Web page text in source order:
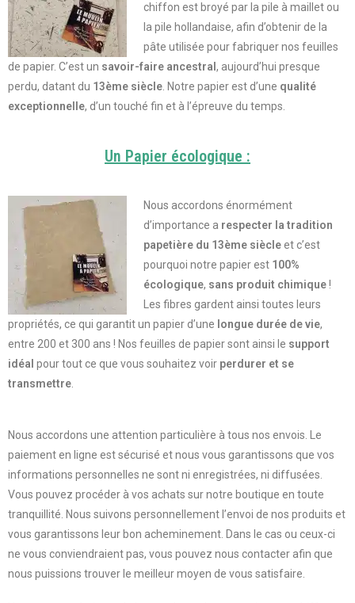
chiffon est broyé par la pile à maillet ou
la pile hollandaise, afin d’obtenir de la
pâte utilisée pour fabriquer nos feuilles
de papier. C’est un savoir-faire ancestral , aujourd’hui presque
perdu, datant du 13ème siècle . Notre papier est d’une qualité
exceptionnelle, d’un touché fin et à l’épreuve du temps.
Un Papier écologique :
Nous accordons énormément
d’importance a respecter la tradition
papetière du 13ème siècleet c’est
pourquoi notre papier est 100%
écologique, sans produit chimique!
Les fibres gardent ainsi toutes leurs
propriétés, ce qui garantit un papier d’une longue durée de vie,
entre 200 et 300 ans ! Nos feuilles de papier sont ainsi le support
idéal pour tout ce que vous souhaitez voir perdurer et se
transmettre
Nous accordons une attention particulière à tous nos envois. Le
paiement en ligne est sécurisé et nous vous garantissons que vos
informations personnelles ne sont ni enregistrées, ni diffusées.
Vous pouvez procéder à vos achats sur notre boutique en toute
tranquillité. Nous suivons personnellement l’envoi de nos produits et
vous garantissons leur bon acheminement. Dans le cas ou ceux-ci
ne vous conviendraient pas, vous pouvez nous contacter afin que
nous puissions trouver le meilleur moyen de vous satisfaire.